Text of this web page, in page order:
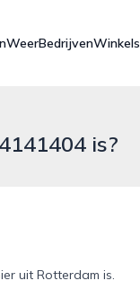
WeerBedrijvenWinkels
is?
uit Rotterdam is.